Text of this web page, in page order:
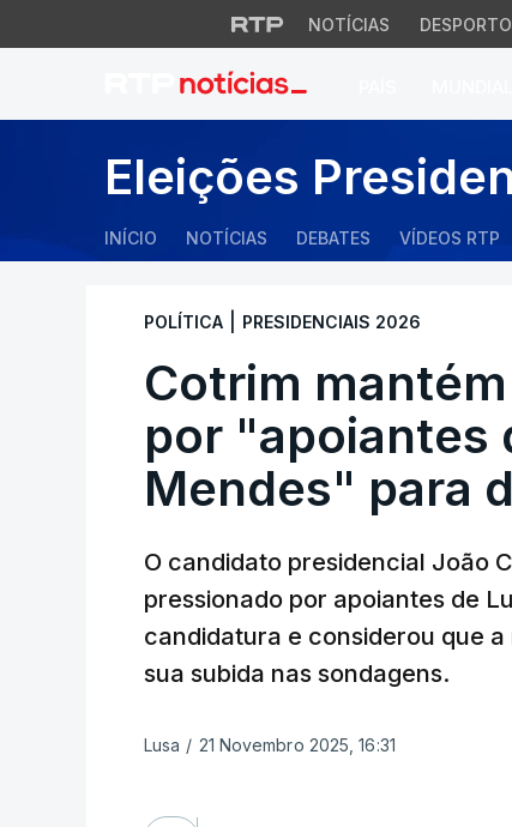
NOTÍCIAS DESPORTO
Cotrim mantém
Eleições
INÍCIO NOTÍCIAS DEBATES VÍDEOS RTP
POLÍTICA PRESIDENCIAIS 2026
Cotrim
por "apoiantes
Mendes" para
O candidato presidencial João
pressionado por apoiantes de
candidatura e considerou que
sua subida nas sondagens.
Lusa / 21 Novembro 2025, 16:31